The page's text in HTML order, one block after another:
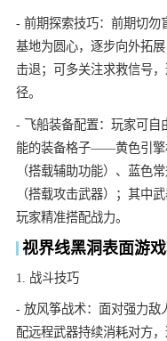
- 前期探索技巧：前期切勿
基地为圆心，逐步向外拓
击退；可多关注求救信号
径。
- 飞船装备配置：玩家可自
能的装备格子——黄色引擎
（搭载辅助功能）、蓝色
（搭载攻击武器）；其中
玩家精准搭配战力。
视界线黑洞表面游
1. 战斗技巧
- 放风筝战术：面对强力敌
配远程武器持续消耗对方